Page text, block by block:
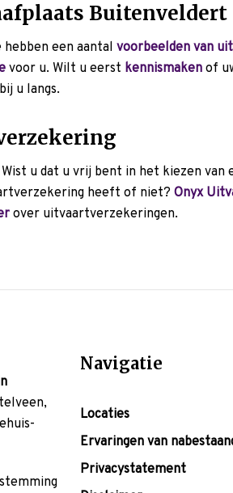
Buitenveldert
hebben een aantalvoorbeelden van
voor u. Wilt u eerst kennismaken of
u langs.
u dat u vrij bent in het kiezen van
heeft of niet?Onyx
over uitvaartverzekeringen.
Navigatie
Locaties
Ervaringen van
Privacystatement